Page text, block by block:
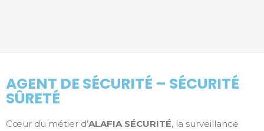
AGENT DE SÉCURITÉ – SÉCURITÉ
SÛRETÉ
Cœur du métier d’ALAFIA SÉCURITÉ, la surveillance